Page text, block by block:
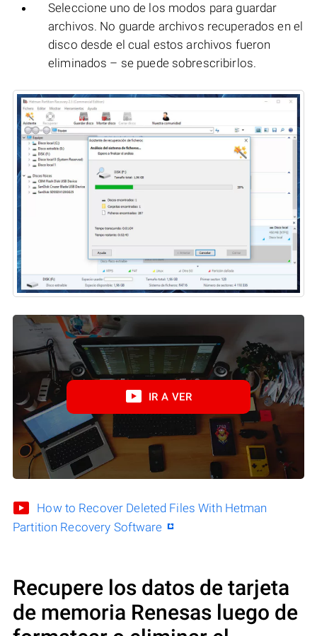
Seleccione uno de los modos para guardar
archivos. No guarde archivos recuperados en el
disco desde el cual estos archivos fueron
eliminados – se puede sobrescribirlos.
IR A VER
How to Recover Deleted Files With Hetman
Partition Recovery Software
Recupere los datos de tarjeta
de memoria Renesas luego de